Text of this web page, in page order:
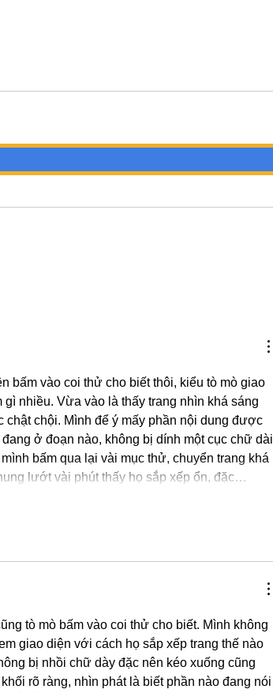
bấm vào coi thử cho biết thôi, kiểu tò mò giao
nhiều. Vừa vào là thấy trang nhìn khá sáng
chội. Mình để ý mấy phần nội dung được
ở đoạn nào, không bị dính một cục chữ dài
bấm qua lại vài mục thử, chuyển trang khá
lướt vài phút thấy họ sắp xếp ổn, đặc…
tò mò bấm vào coi thử cho biết. Mình không
giao diện với cách họ sắp xếp trang thế nào
bị nhồi chữ dày đặc nên kéo xuống cũng
rõ ràng, nhìn phát là biết phần nào đang nói